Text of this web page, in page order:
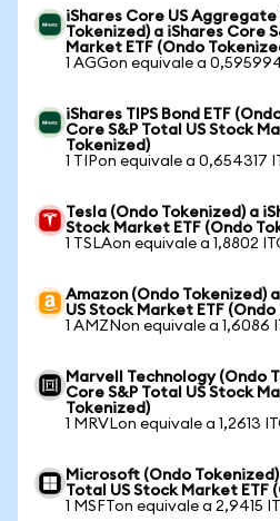
iShares Core US Aggregate
Tokenized) a iShares Core
Market ETF (Ondo
1 AGGon equivale a
iShares TIPS Bond ETF
Core S&P Total US Stock
Tokenized)
1 TIPon equivale a 0,654317
Tesla (Ondo Tokenized) a
Stock Market ETF (Ondo
1 TSLAon equivale a 1,8802
Amazon (Ondo Tokenized)
US Stock Market ETF
1 AMZNon equivale a 1,6086
Marvell Technology (Ondo
Core S&P Total US Stock
Tokenized)
1 MRVLon equivale a 1,2613
Microsoft (Ondo
Total US Stock Market ETF
1 MSFTon equivale a 2,9415